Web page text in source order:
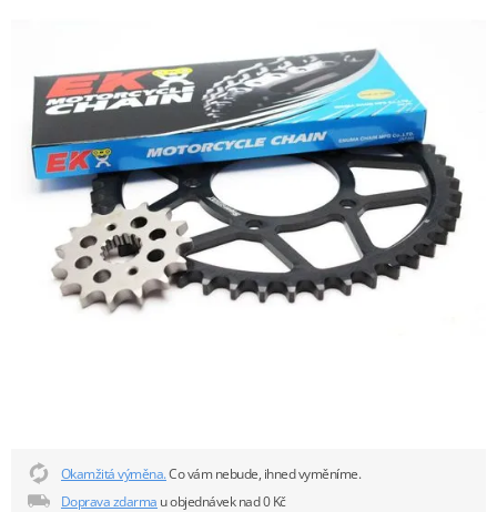
Okamžitá výměna.Co vám nebude, ihned vyměníme.
Doprava zdarma u objednávek nad 0 Kč